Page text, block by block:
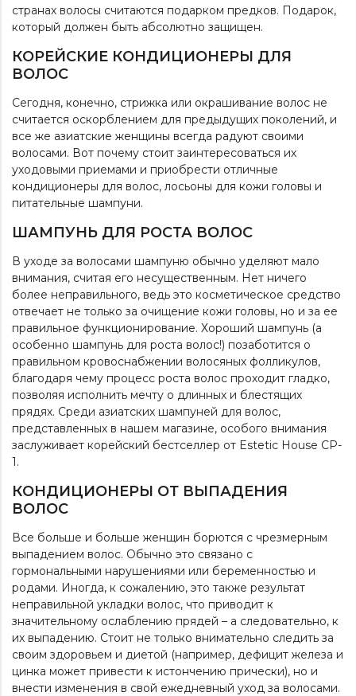
странах волосы считаются подарком предков. Подарок,
который должен быть абсолютно защищен.
КОРЕЙСКИЕ КОНДИЦИОНЕРЫ ДЛЯ
ВОЛОС
Сегодня, конечно, стрижка или окрашивание волос не
считается оскорблением для предыдущих поколений, и
все же азиатские женщины всегда радуют своими
волосами. Вот почему стоит заинтересоваться их
уходовыми приемами и приобрести отличные
кондиционеры для волос, лосьоны для кожи головы и
питательные шампуни.
ШАМПУНЬ ДЛЯ РОСТА ВОЛОС
В уходе за волосами шампуню обычно уделяют мало
внимания, считая его несущественным. Нет ничего
более неправильного, ведь это косметическое средство
отвечает не только за очищение кожи головы, но и за ее
правильное функционирование. Хороший шампунь (а
особенно шампунь для роста волос!) позаботится о
правильном кровоснабжении волосяных фолликулов,
благодаря чему процесс роста волос проходит гладко,
позволяя исполнить мечту о длинных и блестящих
прядях. Среди азиатских шампуней для волос,
представленных в нашем магазине, особого внимания
заслуживает корейский бестселлер от Estetic House CP-
1.
КОНДИЦИОНЕРЫ ОТ ВЫПАДЕНИЯ
ВОЛОС
Все больше и больше женщин борются с чрезмерным
выпадением волос. Обычно это связано с
гормональными нарушениями или беременностью и
родами. Иногда, к сожалению, это также результат
неправильной укладки волос, что приводит к
значительному ослаблению прядей – а следовательно, к
их выпадению. Стоит не только внимательно следить за
своим здоровьем и диетой (например, дефицит железа и
цинка может привести к истончению прически), но и
внести изменения в свой ежедневный уход за волосами.